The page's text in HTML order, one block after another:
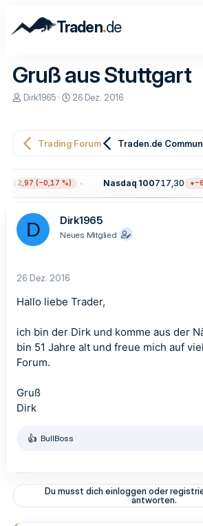
Traden.de
Gruß aus Stuttgart
E
e
r
Dirk1965
E
e
m
26 Dez. 2016
Trading Forum Traden.de
−12,97 (−0,17 %) Nasdaq 100717,30
D Dirk1965
Neues Mitglied
26 Dez. 2016
Hallo liebe Trader,
ich bin der Dirk und komme aus der
bin 51 Jahre alt und freue mich auf
Forum.
Gruß
Dirk
R
t
o
n
BullBoss
Du musst dich einloggen oder
antworten.